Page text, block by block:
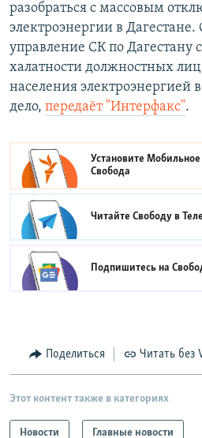
разобраться с массовым
электроэнергии в Дагестане.
управление СК по Дагестану
халатности должностных
населения электроэнергией
дело, передаёт "Интерфакс".
Установите
Свобода
Читайте Свободу в
Подпишитесь на
Поделиться Читать без
Этот контент также в категориях
Новости Главные новости